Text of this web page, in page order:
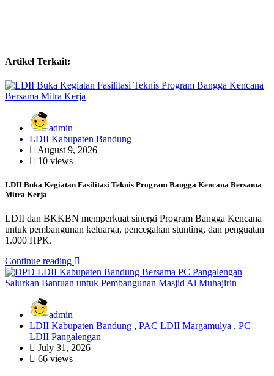
Artikel Terkait:
admin
LDII Kabupaten Bandung
August 9, 2026
10 views
LDII Buka Kegiatan Fasilitasi Teknis Program Bangga Kencana Bersama
Mitra Kerja
LDII dan BKKBN memperkuat sinergi Program Bangga Kencana
untuk pembangunan keluarga, pencegahan stunting, dan penguatan
1.000 HPK.
Continue reading
admin
LDII Kabupaten Bandung , PAC LDII Margamulya , PC
LDII Pangalengan
July 31, 2026
66 views